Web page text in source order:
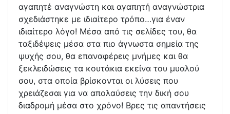
αγαπητέ αναγνώστη και αγαπητή αναγνώστρια
σχεδιάστηκε με ιδιαίτερο τρόπο…για έναν
ιδιαίτερο λόγο! Μέσα από τις σελίδες του, θα
ταξιδέψεις μέσα στα πιο άγνωστα σημεία της
ψυχής σου, θα επαναφέρεις μνήμες και θα
ξεκλειδώσεις τα κουτάκια εκείνα του μυαλού
σου, στα οποία βρίσκονται οι λύσεις που
χρειάζεσαι για να απολαύσεις την δική σου
διαδρομή μέσα στο χρόνο! Βρες τις απαντήσεις